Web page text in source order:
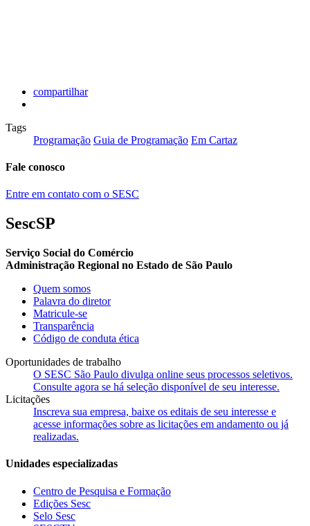
compartilhar
Tags
Programação Guia de Programação Em Cartaz
Fale conosco
Entre em contato com o SESC
SescSP
Serviço Social do Comércio
Administração Regional no Estado de São Paulo
Quem somos
Palavra do diretor
Matricule-se
Transparência
Código de conduta ética
Oportunidades de trabalho
O SESC São Paulo divulga online seus processos seletivos.
Consulte agora se há seleção disponível de seu interesse.
Licitações
Inscreva sua empresa, baixe os editais de seu interesse e
acesse informações sobre as licitações em andamento ou já
realizadas.
Unidades especializadas
Centro de Pesquisa e Formação
Edições Sesc
Selo Sesc